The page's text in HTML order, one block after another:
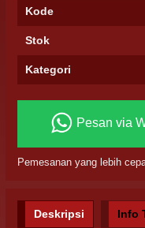
Kode
Stok
Kategori
Pesan via
Pemesanan yang lebih
Deskripsi Info